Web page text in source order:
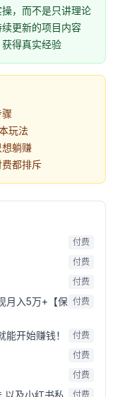
，而不是只讲理论
更新的项目内容
得真实经验
玩法
躺赚
都排斥
付费
付费
付费
月入5万+【保 付费
开始赚钱！ 付费
付费
付费
以及小红书私 付费